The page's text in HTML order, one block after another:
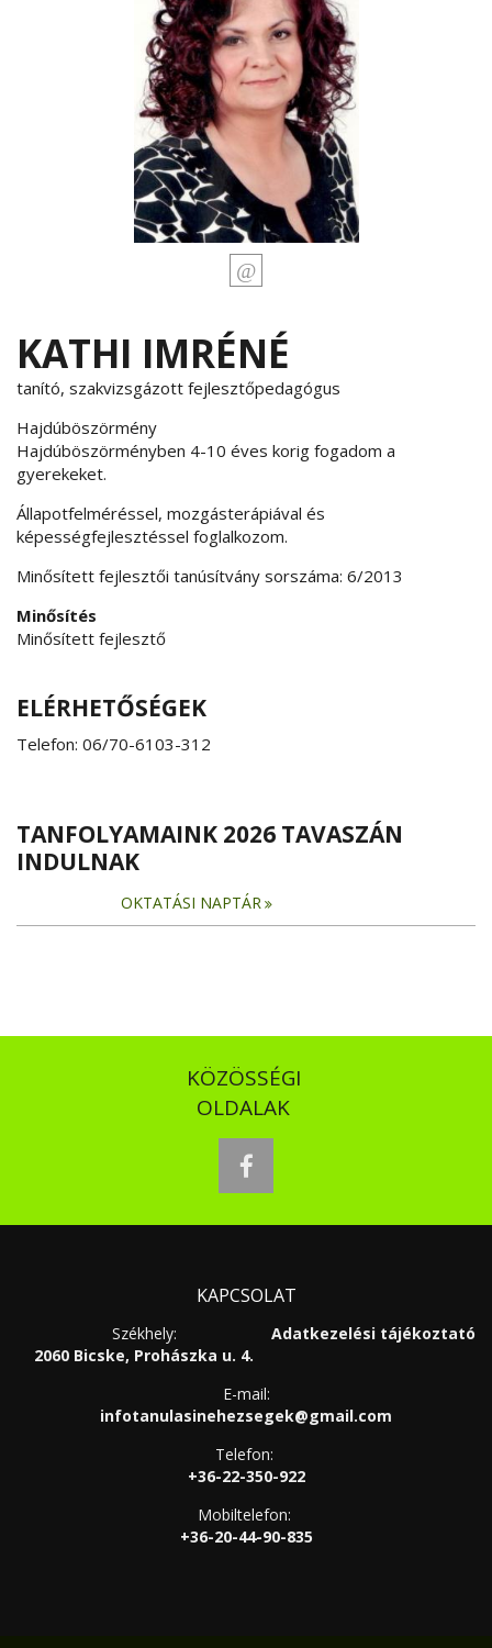
KATHI IMRÉNÉ
tanító, szakvizsgázott fejlesztőpedagógus
Hajdúböszörmény
Hajdúböszörményben 4-10 éves korig fogadom a
gyerekeket.
Állapotfelméréssel, mozgásterápiával és
képességfejlesztéssel foglalkozom.
Minősített fejlesztői tanúsítvány sorszáma: 6/2013
Minősítés
Minősített fejlesztő
ELÉRHETŐSÉGEK
Telefon: 06/70-6103-312
TANFOLYAMAINK 2026 TAVASZÁN
INDULNAK
OKTATÁSI NAPTÁR
KÖZÖSSÉGI
OLDALAK
facebook
KAPCSOLAT
Adatkezelési tájékoztató
Székhely:
2060 Bicske, Prohászka u. 4.
E-mail:
infotanulasinehezsegek@gmail.com
Telefon:
+36-22-350-922
Mobiltelefon:
+36-20-44-90-835